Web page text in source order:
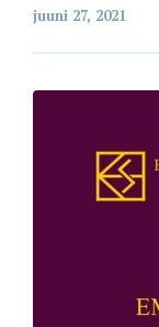
juuni 27, 2021